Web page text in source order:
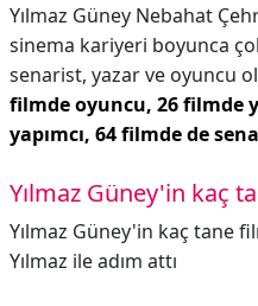
Yılmaz Güney Nebahat
sinema kariyeri boyunca
senarist, yazar ve oyuncu
filmde oyuncu, 26 filmde
yapımcı, 64 filmde de
Yılmaz Güney'in kaç
Yılmaz Güney'in kaç tane
Yılmaz ile adım attı